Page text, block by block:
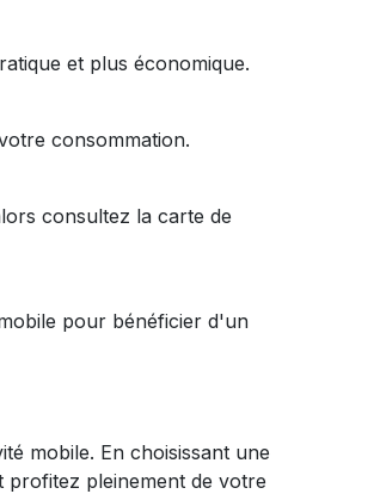
et plus économique.
consommation.
consultez la carte de
pour bénéficier d'un
mobile. En choisissant une
pleinement de votre